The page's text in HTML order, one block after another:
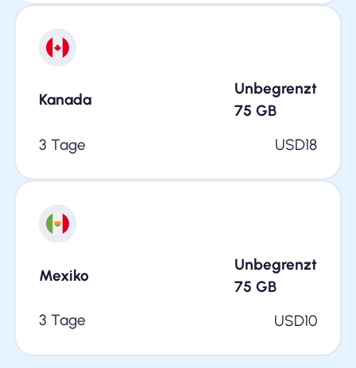
Kanada
Unbegrenzt
75 GB
3 Tage
USD18
Mexiko
Unbegrenzt
75 GB
3 Tage
USD10